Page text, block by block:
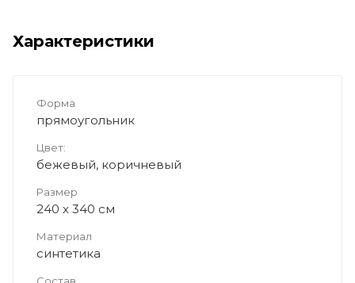
Характеристики
Форма
прямоугольник
Цвет:
бежевый, коричневый
Размер
240 x 340 см
Материал
синтетика
Состав